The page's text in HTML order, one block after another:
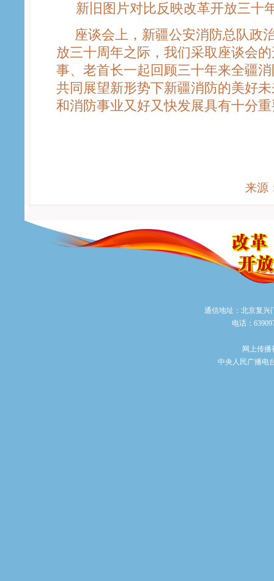
新旧图片对比反映改革开放三十
座谈会上，新疆公安消防总队政
放三十周年之际，我们采取座谈会
事、老首长一起回顾三十年来全疆
共同展望新形势下新疆消防的美好
和消防事业又好又快发展具有十分
来